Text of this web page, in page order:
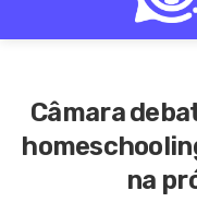
Câmara
na